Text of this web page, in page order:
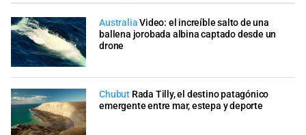
AustraliaVideo: el increíble salto de una
ballena jorobada albina captado desde un
drone
Chubut Rada Tilly, el destino patagónico
emergente entre mar, estepa y deporte